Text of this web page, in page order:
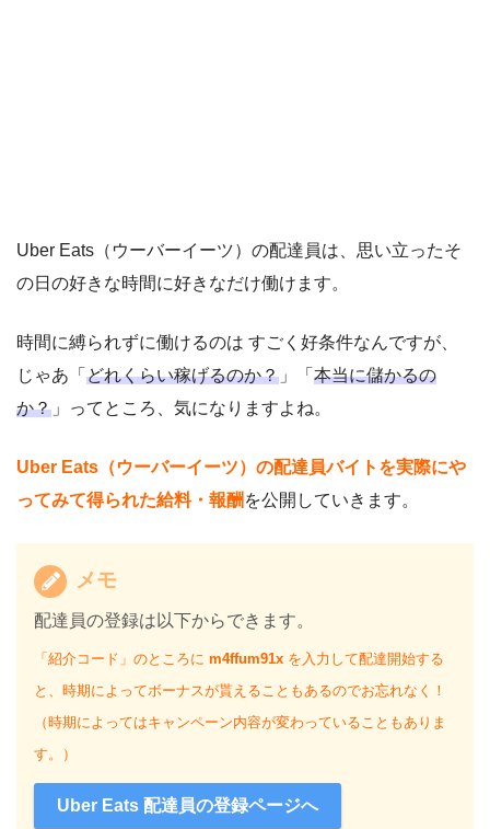
Uber Eats（ウーバーイーツ）の配達員は、思い立ったそ
の日の好きな時間に好きなだけ働けます。
時間に縛られずに働けるのは すごく好条件なんですが、
じゃあ「 どれくらい稼げるのか？ 」「 本当に儲かるの
か？ 」ってところ、気になりますよね。
Uber Eats（ウーバーイーツ）の配達員バイトを実際にや
ってみて得られた給料・報酬 を公開していきます。
メモ
配達員の登録は以下からできます。
「紹介コード」のところに m4ffum91x を入力して配達開始する
と、時期によってボーナスが貰えることもあるのでお忘れなく！
（時期によってはキャンペーン内容が変わっていることもありま
す。）
Uber Eats 配達員の登録ページへ